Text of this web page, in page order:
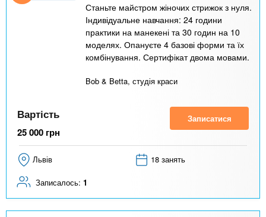
Станьте майстром жіночих стрижок з нуля.
Індивідуальне навчання: 24 години
практики на манекені та 30 годин на 10
моделях. Опануєте 4 базові форми та їх
комбінування. Сертифікат двома мовами.
Bob & Betta, студія краси
Вартість
25 000 грн
Записатися
Львів 18 занять
Записалось: 1